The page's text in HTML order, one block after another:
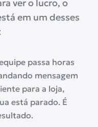
ver o lucro, o
em um desses
passa horas
mensagem
para a loja,
está parado. É